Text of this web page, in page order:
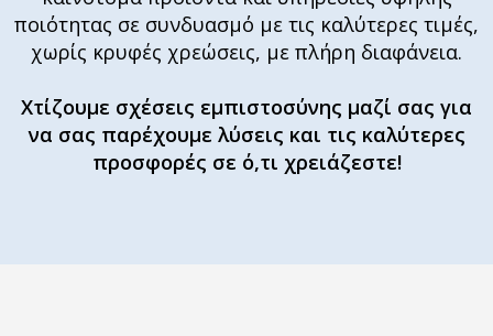
ποιότητας σε συνδυασμό με τις καλύτερες τιμές,
χωρίς κρυφές χρεώσεις, με πλήρη διαφάνεια.
Χτίζουμε σχέσεις εμπιστοσύνης μαζί σας για
να σας παρέχουμε λύσεις και τις καλύτερες
προσφορές σε ό,τι χρειάζεστε!